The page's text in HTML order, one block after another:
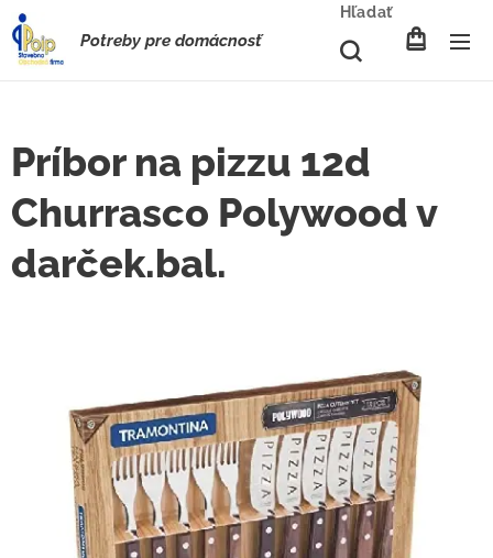
Potreby pre domácnosť
Hľadať
Príbor na pizzu 12d
Churrasco Polywood v
darček.bal.